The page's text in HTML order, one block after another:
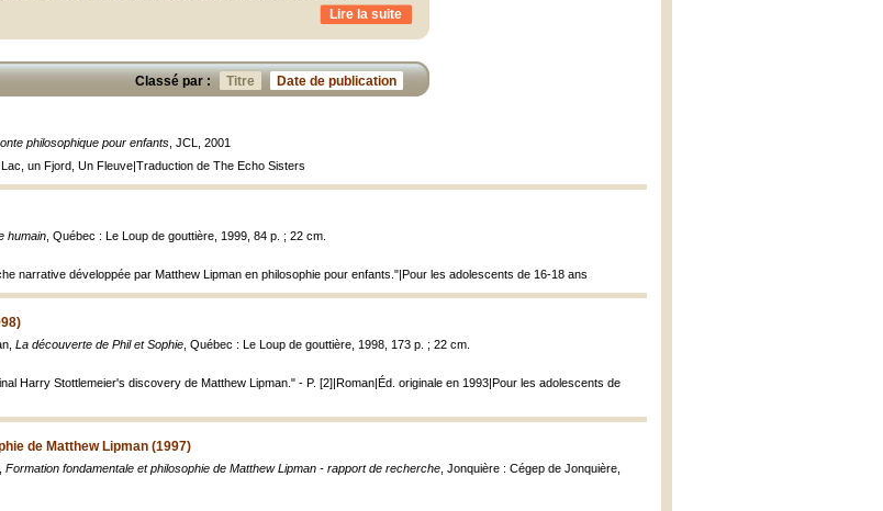
Lire la suite
Classé par : Titre Date de publication
philosophique pour enfants , JCL, 2001
un Fjord, Un Fleuve|Traduction de The Echo Sisters
humain , Québec : Le Loup de gouttière, 1999, 84 p. ; 22 cm.
narrative développée par Matthew Lipman en philosophie pour enfants."|Pour les adolescents de 16-18 ans
La découverte de Phil et Sophie , Québec : Le Loup de gouttière, 1998, 173 p. ; 22 cm.
Harry Stottlemeier's discovery de Matthew Lipman." - P. [2]|Roman|Éd. originale en 1993|Pour les adolescents de
de Matthew Lipman (1997)
Formation fondamentale et philosophie de Matthew Lipman - rapport de recherche , Jonquière : Cégep de Jonquière,